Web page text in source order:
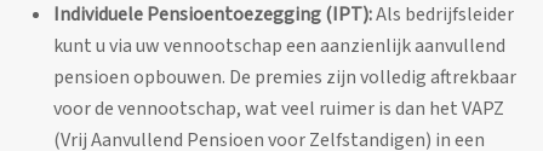
Individuele Pensioentoezegging (IPT):Als bedrijfsleider
kunt u via uw vennootschap een aanzienlijk aanvullend
pensioen opbouwen. De premies zijn volledig aftrekbaar
voor de vennootschap, wat veel ruimer is dan het VAPZ
(Vrij Aanvullend Pensioen voor Zelfstandigen) in een